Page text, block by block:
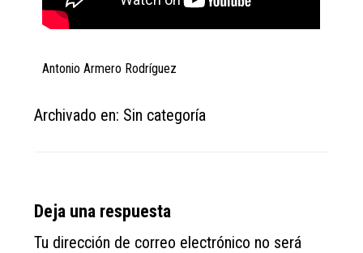
Antonio Armero Rodríguez
Archivado en: Sin categoría
Reader
Interactions
Deja una respuesta
Tu dirección de correo electrónico no será